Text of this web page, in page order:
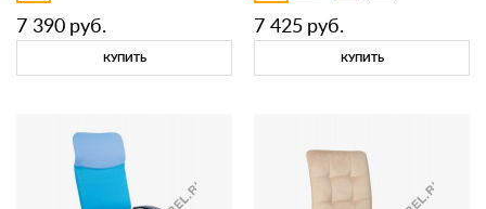
7 390 руб.
КУПИТЬ
7 425 руб.
КУПИТЬ